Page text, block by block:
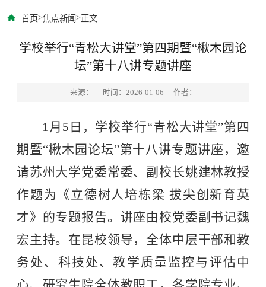
首页>焦点新闻>正文
学校举行“青松大讲堂”第四期暨“楸木园论
坛”第十八讲专题讲座
来源： 时间：2026-01-06 作者：
1月5日，学校举行“青松大讲堂”第四
期暨“楸木园论坛”第十八讲专题讲座，邀
请苏州大学党委常委、副校长姚建林教授
作题为《立德树人培栋梁 拔尖创新育英
才》的专题报告。讲座由校党委副书记魏
宏主持。在昆校领导，全体中层干部和教
务处、科技处、教学质量监控与评估中